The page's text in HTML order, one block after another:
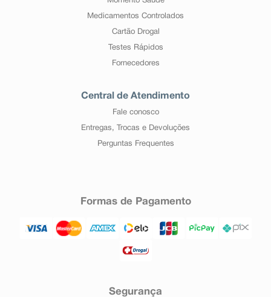
Medicamentos Controlados
Cartão Drogal
Testes Rápidos
Fornecedores
Central de Atendimento
Fale conosco
Entregas, Trocas e Devoluções
Perguntas Frequentes
Formas de Pagamento
Segurança